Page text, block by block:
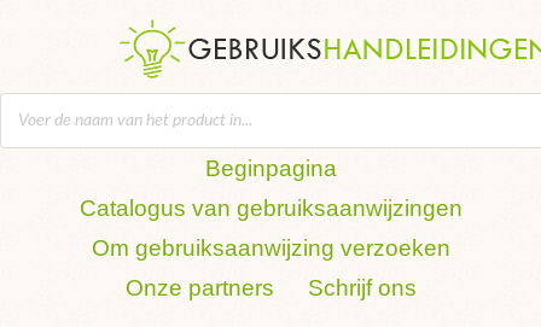
Beginpagina
Catalogus van gebruiksaanwijzingen
Om gebruiksaanwijzing verzoeken
Onze partners
Schrijf ons